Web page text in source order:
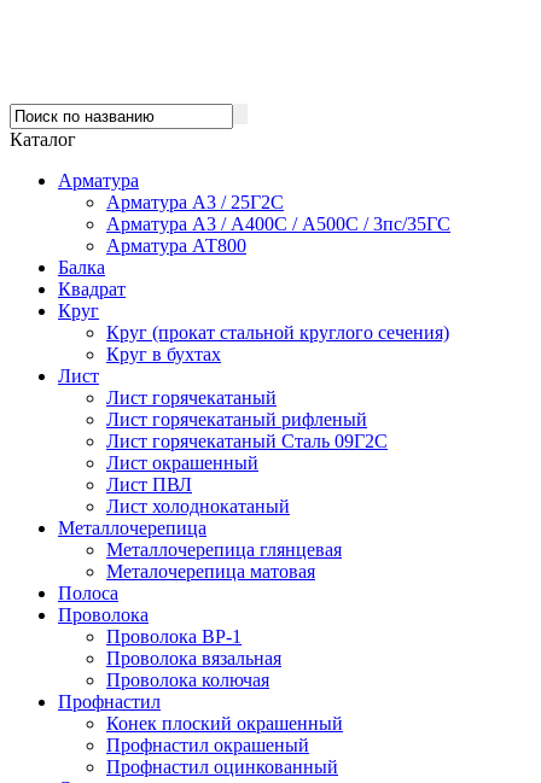
Каталог
Арматура
Арматура А3 / 25Г2С
Арматура А3 / А400С / А500С / 3пс/35ГС
Арматура АТ800
Балка
Квадрат
Круг
Круг (прокат стальной круглого сечения)
Круг в бухтах
Лист
Лист горячекатаный
Лист горячекатаный рифленый
Лист горячекатаный Сталь 09Г2С
Лист окрашенный
Лист ПВЛ
Лист холоднокатаный
Металлочерепица
Металлочерепица глянцевая
Металочерепица матовая
Полоса
Проволока
Проволока ВР-1
Проволока вязальная
Проволока колючая
Профнастил
Конек плоский окрашенный
Профнастил окрашеный
Профнастил оцинкованный